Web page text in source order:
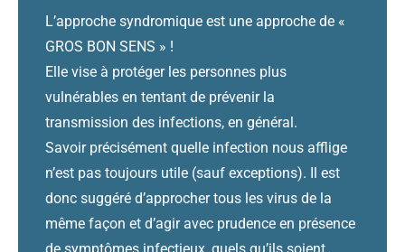
L’approche syndromique est une approche de «
GROS BON SENS » !
Elle vise à protéger les personnes plus
vulnérables en tentant de prévenir la
transmission des infections, en général.
Savoir précisément quelle infection nous afflige
n’est pas toujours utile (sauf exceptions). Il est
donc suggéré d’approcher tous les virus de la
même façon et d’agir avec prudence en présence